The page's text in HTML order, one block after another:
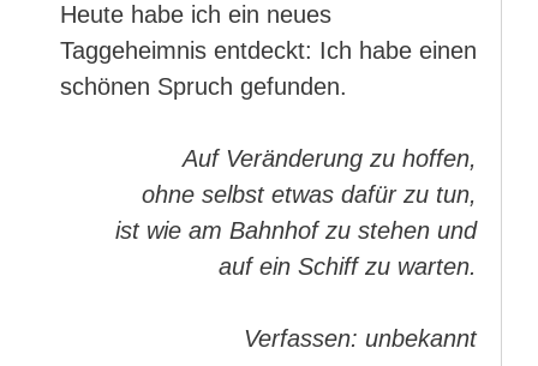
Heute habe ich ein neues
Taggeheimnis entdeckt: Ich habe einen
schönen Spruch gefunden.
Auf Veränderung zu hoffen,
ohne selbst etwas dafür zu tun,
ist wie am Bahnhof zu stehen und
auf ein Schiff zu warten.
Verfassen: unbekannt